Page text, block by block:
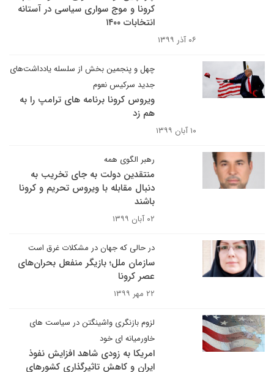
کرونا و موج سواری سیاسی در آستانه
انتخابات ۱۴۰۰
۰۶ آذر ۱۳۹۹
چهل و پنجمین بخش از سلسله یادداشت‌های
جدید سرکیس نعوم
ویروس کرونا برنامه های ترامپ را به
هم زد
۱۰ آبان ۱۳۹۹
رهبر الگوی همه
منتقدین دولت به جای تخریب به
دنبال مقابله با ویروس تحریم و کرونا
باشند
۰۲ آبان ۱۳۹۹
در حالی که جهان در مشکلات غرق است
سازمان ملل؛ بازیگر منفعل بحران‌های
عصر کرونا
۲۲ مهر ۱۳۹۹
لزوم بازنگری واشینگتن در سیاست های
خاورمیانه ای خود
امریکا به زودی شاهد افزایش نفوذ
ایران و کاهش تاثیرگذاری کشورهای